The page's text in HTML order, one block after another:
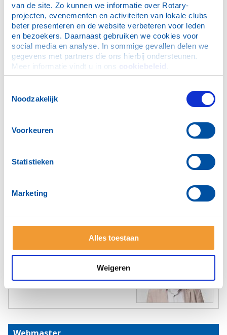
van de site. Zo kunnen we informatie over Rotary-
projecten, evenementen en activiteiten van lokale clubs
beter presenteren en de website verbeteren voor leden
en bezoekers. Daarnaast gebruiken we cookies voor
social media en analyse. In sommige gevallen delen we
gegevens met partners die ons hierbij ondersteunen.
Meer informatie vindt u in ons cookiebeleid
Noodzakelijk
Voorkeuren
Statistieken
Marketing
Alles toestaan
Weigeren
Programmacommissaris
Broekhoff, F.J.G. (Frans)
Arends, J. H. (Han)
Broekhoff, F.J.G. (Frans)